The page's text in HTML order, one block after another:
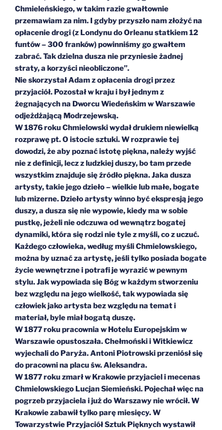
Chmieleńskiego, w takim razie gwałtownie
przemawiam za nim. I gdyby przyszło nam złożyć na
opłacenie drogi (z Londynu do Orleanu statkiem 12
funtów – 300 franków) powinniśmy go gwałtem
zabrać. Tak dzielna dusza nie przyniesie żadnej
straty, a korzyści nieobliczone”.
Nie skorzystał Adam z opłacenia drogi przez
przyjaciół. Pozostał w kraju i był jednym z
żegnających na Dworcu Wiedeńskim w Warszawie
odjeżdżającą Modrzejewską.
W 1876 roku Chmielowski wydał drukiem niewielką
rozprawę pt. O istocie sztuki. W rozprawie tej
dowodzi, że aby poznać istotę piękna, należy wyjść
nie z definicji, lecz z ludzkiej duszy, bo tam przede
wszystkim znajduje się źródło piękna. Jaka dusza
artysty, takie jego dzieło – wielkie lub małe, bogate
lub mizerne. Dzieło artysty winno być ekspresją jego
duszy, a dusza się nie wypowie, kiedy ma w sobie
pustkę, jeżeli nie odczuwa od wewnątrz bogatej
dynamiki, która się rodzi nie tyle z myśli, co z uczuć.
Każdego człowieka, według myśli Chmielowskiego,
można by uznać za artystę, jeśli tylko posiada bogate
życie wewnętrzne i potrafi je wyrazić w pewnym
stylu. Jak wypowiada się Bóg w każdym stworzeniu
bez względu na jego wielkość, tak wypowiada się
człowiek jako artysta bez względu na temat i
materiał, byle miał bogatą duszę.
W 1877 roku pracownia w Hotelu Europejskim w
Warszawie opustoszała. Chełmoński i Witkiewicz
wyjechali do Paryża. Antoni Piotrowski przeniósł się
do pracowni na placu św. Aleksandra.
W 1877 roku zmarł w Krakowie przyjaciel i mecenas
Chmielowskiego Lucjan Siemieński. Pojechał więc na
pogrzeb przyjaciela i już do Warszawy nie wrócił. W
Krakowie zabawił tylko parę miesięcy. W
Towarzystwie Przyjaciół Sztuk Pięknych wystawił